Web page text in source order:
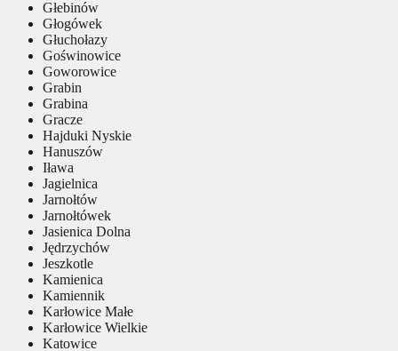
Głebinów
Głogówek
Głuchołazy
Goświnowice
Goworowice
Grabin
Grabina
Gracze
Hajduki Nyskie
Hanuszów
Iława
Jagielnica
Jarnołtów
Jarnołtówek
Jasienica Dolna
Jędrzychów
Jeszkotle
Kamienica
Kamiennik
Karłowice Małe
Karłowice Wielkie
Katowice